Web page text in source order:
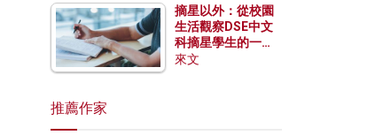
摘星以外：從校園
生活觀察DSE中文
科摘星學生的一點
特質
來文
推薦作家